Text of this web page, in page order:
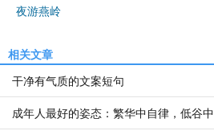
夜游燕岭
相关文章
干净有气质的文案短句
成年人最好的姿态：繁华中自律，低谷中